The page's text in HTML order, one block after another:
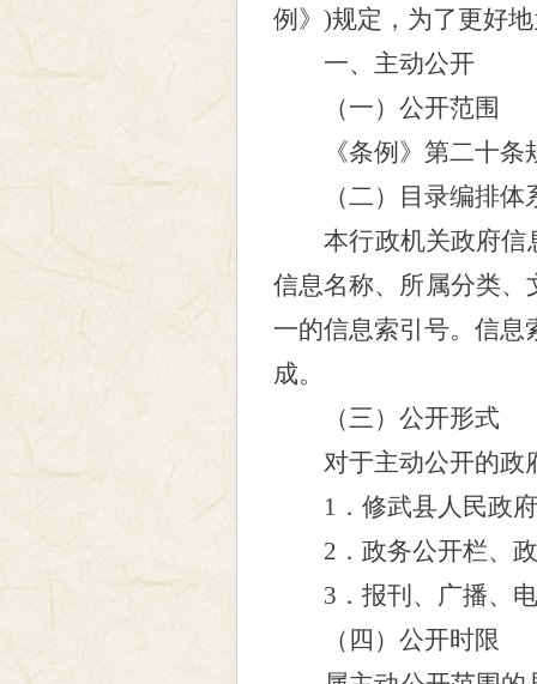
例》)规定，为了更好
一、主动公开
（一）公开范围
《条例》第二十
（二）目录编排体
本行政机关政府信
信息名称、所属分类
一的信息索引号。信息
成。
（三）公开形式
对于主动公开的政
1 ．修武县人民政
2 ．政务公开栏、
3 ．报刊、广播、
（四）公开时限